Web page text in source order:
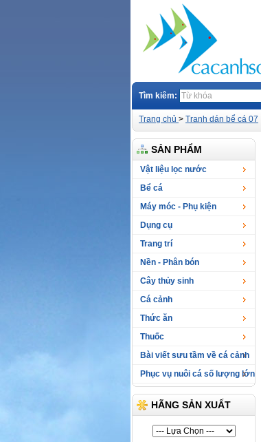
Tìm kiêm:
Trang chủ > Tranh dán bể cá 07
SẢN PHẨM
Vật liệu lọc nước
Bể cá
Máy móc - Phụ kiện
Dụng cụ
Trang trí
Nền - Phân bón
Cây thủy sinh
Cá cảnh
Thức ăn
Thuốc
Bài viết sưu tầm về cá cảnh
Phục vụ nuôi cá số lượng lớn
HÃNG SẢN XUẤT